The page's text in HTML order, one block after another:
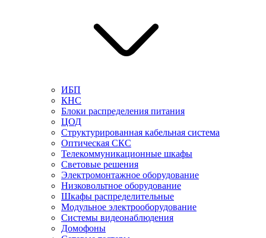
ИБП
КНС
Блоки распределения питания
ЦОД
Структурированная кабельная система
Оптическая СКС
Телекоммуникационные шкафы
Световые решения
Электромонтажное оборудование
Низковольтное оборудование
Шкафы распределительные
Модульное электрооборудование
Системы видеонаблюдения
Домофоны